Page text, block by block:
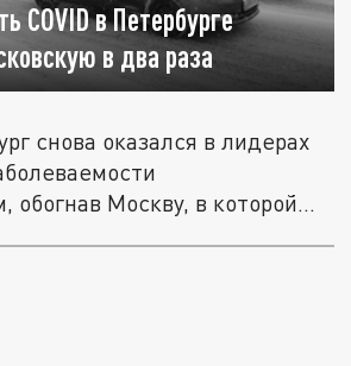
COVID в Петербурге
в два раза
снова оказался в лидерах
обогнав Москву, в которой...